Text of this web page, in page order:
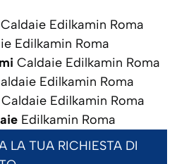
Caldaie Edilkamin Roma
Edilkamin Roma
Caldaie Edilkamin Roma
Edilkamin Roma
Caldaie Edilkamin Roma
Edilkamin Roma
LA TUA RICHIESTA DI